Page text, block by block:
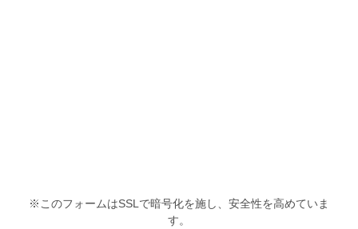
※このフォームはSSLで暗号化を施し、安全性を高めていま
す。